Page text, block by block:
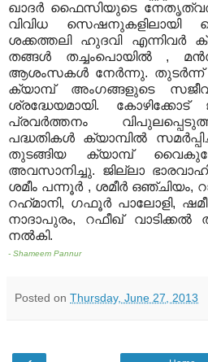
ഖാദര്‍ ഫൈസിയുടെ
വിവിധ സെഷനുകളിലായി
ശക്കത്തലി ഹുദവി എന്നിവര്‍
തങ്ങള്‍ തച്ചംപൊയില്‍ ,
ആശംസകള്‍ നേര്‍ന്നു. തുടര്‍ന്ന്
ക്യാമ്പ് അംഗങ്ങളുടെ
ശ്രദ്ധേയമായി. കോഴിക്കോട്
പ്രവര്‍ത്തനം
പദ്ധതികള്‍ ക്യാമ്പില്‍
തുടങ്ങിയ ക്യാമ്പ്
അവസാനിച്ചു. ജില്ലാ
ശമീം പന്നൂര്‍ , ശമീര്‍ ഒഞ്ചിയം,
റഹ്‍മാനി, ഗഫൂര്‍ പാലോളി,
നാദാപുരം, റഫീഖ്
നല്‍കി.
- Shameem Pannur
Posted on Thursday, June 27, 2013